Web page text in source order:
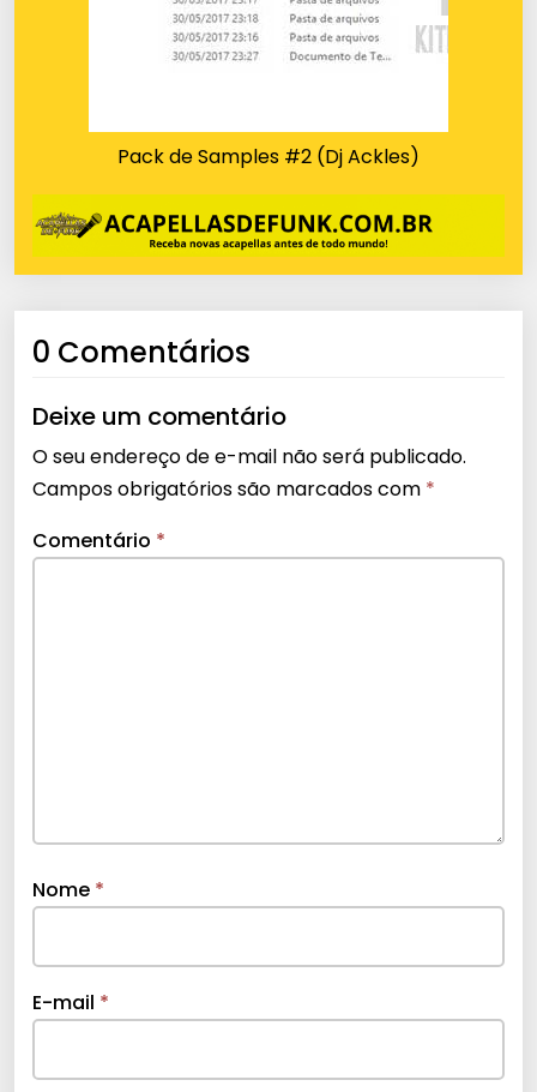
Pack de Samples #2 (Dj Ackles)
0 Comentários
Deixe um comentário
O seu endereço de e-mail não será publicado.
Campos obrigatórios são marcados com *
Comentário *
Nome *
E-mail *